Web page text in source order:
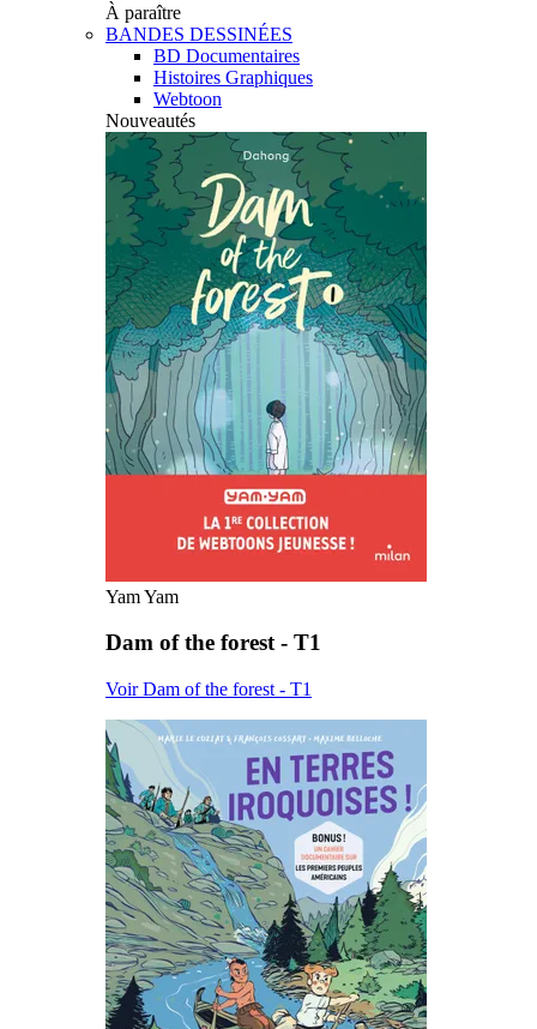
À paraître
BANDES DESSINÉES
BD Documentaires
Histoires Graphiques
Webtoon
Nouveautés
Yam Yam
Dam of the forest - T1
Voir Dam of the forest - T1